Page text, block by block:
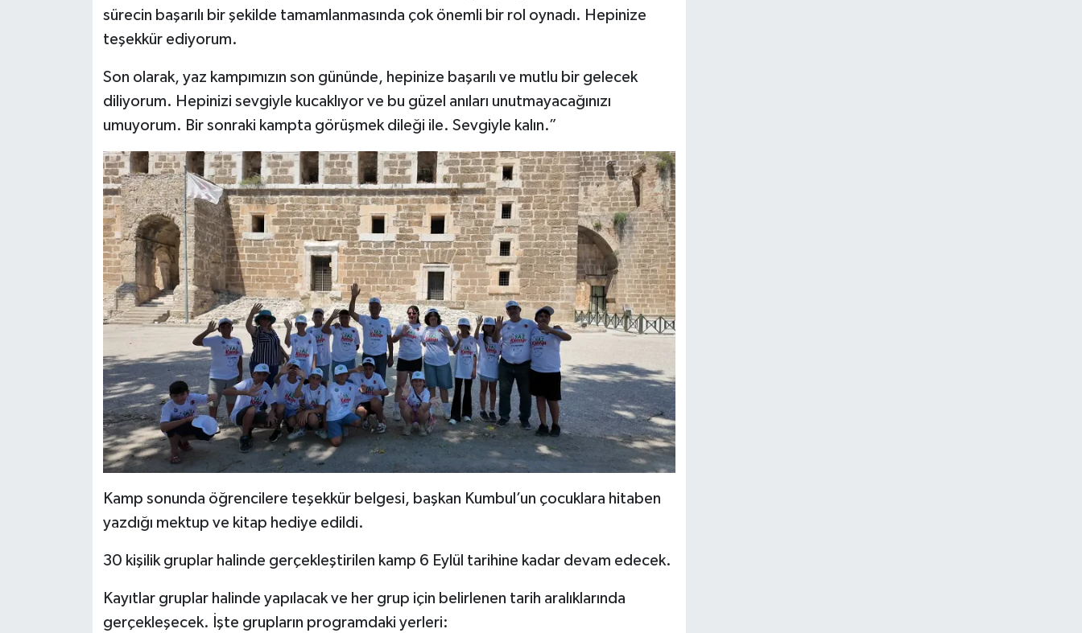
sürecin başarılı bir şekilde tamamlanmasında çok önemli bir rol oynadı. Hepinize
teşekkür ediyorum.
Son olarak, yaz kampımızın son gününde, hepinize başarılı ve mutlu bir gelecek
diliyorum. Hepinizi sevgiyle kucaklıyor ve bu güzel anıları unutmayacağınızı
umuyorum. Bir sonraki kampta görüşmek dileği ile. Sevgiyle kalın.”
Kamp sonunda öğrencilere teşekkür belgesi, başkan Kumbul’un çocuklara hitaben
yazdığı mektup ve kitap hediye edildi.
30 kişilik gruplar halinde gerçekleştirilen kamp 6 Eylül tarihine kadar devam edecek.
Kayıtlar gruplar halinde yapılacak ve her grup için belirlenen tarih aralıklarında
gerçekleşecek. İşte grupların programdaki yerleri: